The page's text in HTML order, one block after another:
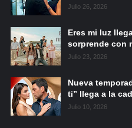
Julio 26, 2026
Eres mi luz
sorprende con
Julio 23, 2026
Nueva
ti” llega a la
Julio 10, 2026